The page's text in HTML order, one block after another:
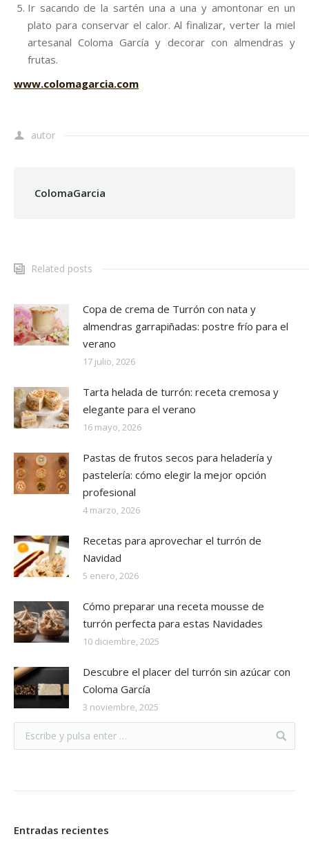
Ir sacando de la sartén una a una y amontonar en un
plato para conservar el calor. Al finalizar, verter la miel
artesanal Coloma García y decorar con almendras y
frutas.
www.colomagarcia.com
autor
ColomaGarcia
Related posts
Copa de crema de Turrón con nata y
almendras garrapiñadas: postre frío para el
verano
17 julio, 2026
Tarta helada de turrón: receta cremosa y
elegante para el verano
16 mayo, 2026
Pastas de frutos secos para heladería y
pastelería: cómo elegir la mejor opción
profesional
4 marzo, 2026
Recetas para aprovechar el turrón de
Navidad
5 enero, 2026
Cómo preparar una receta mousse de
turrón perfecta para estas Navidades
10 diciembre, 2025
Descubre el placer del turrón sin azúcar con
Coloma García
3 noviembre, 2025
Entradas recientes